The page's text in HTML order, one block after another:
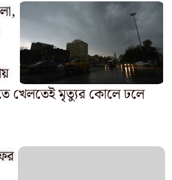
খেলতেই মৃত্যুর কোলে ঢলে